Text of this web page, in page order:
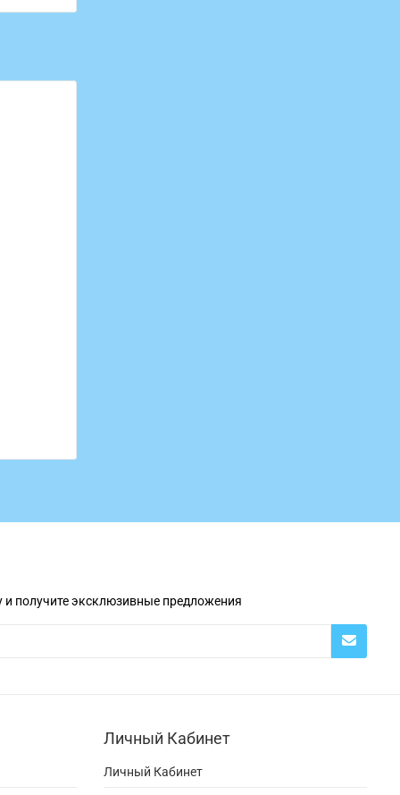
получите эксклюзивные предложения
Личный Кабинет
Личный Кабинет